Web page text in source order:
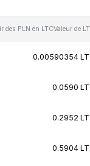
des PLN en LTCValeur de
0.00590354
0.0590
0.2952
0.5904